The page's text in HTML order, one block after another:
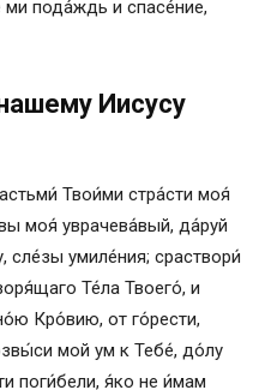
пода́ждь и спасе́ние,
Иисусу
Твои́ми стра́сти моя́
моя́ уврачева́вый, да́руй
сле́зы умиле́ния; сраствори́
Те́ла Твоего́, и
Кро́вию, от го́рести,
мой ум к Тебе́, до́лу
поги́бели, я́ко не и́мам